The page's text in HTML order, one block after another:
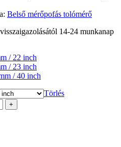
Belső mérőpofás tolómérő
14-24 munkanap
/ 22 inch
/ 23 inch
/ 40 inch
Törlés
+